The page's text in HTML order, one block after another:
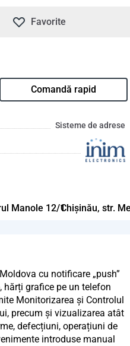
Favorite
Comandă rapid
Sisteme de adrese
Chișinău, str.
cu notificare „push”
hărți grafice pe un telefon
Monitorizarea și Controlul
precum și vizualizarea atât
defecțiuni, operațiuni de
introduse manual